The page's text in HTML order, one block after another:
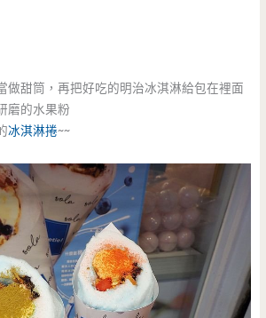
做甜筒，再把好吃的明治冰淇淋給包在裡面
磨的水果粉
冰淇淋捲~~